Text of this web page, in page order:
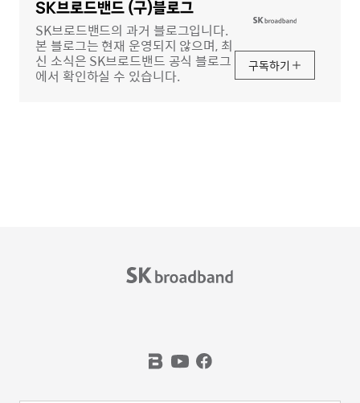
SK브로드밴드 (구)블로그
SK브로드밴드의 과거 블로그입니다.
본 블로그는 현재 운영되지 않으며, 최
신 소식은 SK브로드밴드 공식 블로그
에서 확인하실 수 있습니다.
구독하기